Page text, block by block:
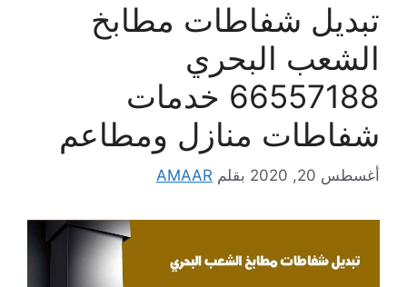
تبديل شفاطات مطابخ
الشعب البحري
66557188 خدمات
شفاطات منازل ومطاعم
أغسطس 20, 2020 بقلم AMAAR